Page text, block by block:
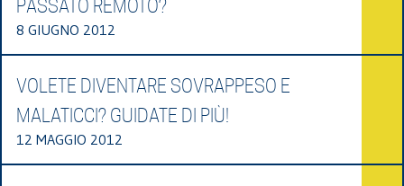
PASSATO REMOTO?
8 GIUGNO 2012
VOLETE DIVENTARE SOVRAPPESO E
MALATICCI? GUIDATE DI PIÙ!
12 MAGGIO 2012